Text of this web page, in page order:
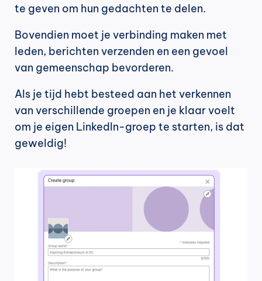
te geven om hun gedachten te delen.
Bovendien moet je verbinding maken met
leden, berichten verzenden en een gevoel
van gemeenschap bevorderen.
Als je tijd hebt besteed aan het verkennen
van verschillende groepen en je klaar voelt
om je eigen LinkedIn-groep te starten, is dat
geweldig!